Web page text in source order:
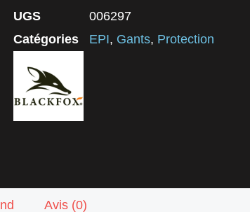
UGS
006297
Catégories
EPI, Gants, Protection
Avis (0)